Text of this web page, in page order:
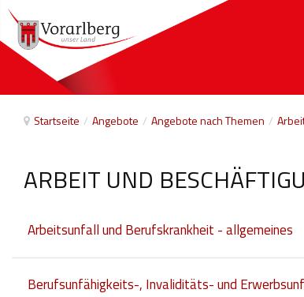
Startseite / Angebote / Angebote nach Themen /
ARBEIT UND
Arbeitsunfall und Berufskrankheit - allgemeines
Berufsunfähigkeits-, Invaliditäts- und